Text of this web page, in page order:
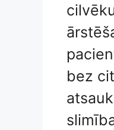
bez